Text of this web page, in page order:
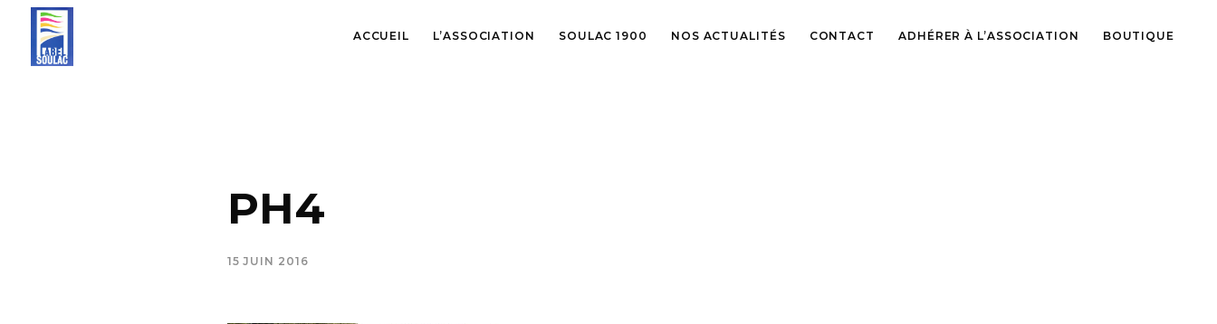
ACCUEIL L’ASSOCIATION SOULAC 1900 NOS ACTUALITÉS CONTACT ADHÉRER À L’ASSOCIATION BOUTIQUE
PH4
15 JUIN 2016